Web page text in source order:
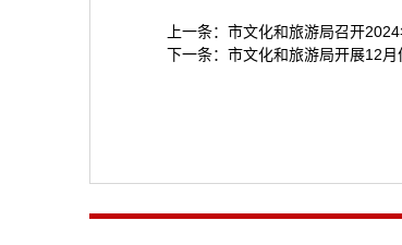
上一条： 市文化和旅游局召开
下一条： 市文化和旅游局开展12